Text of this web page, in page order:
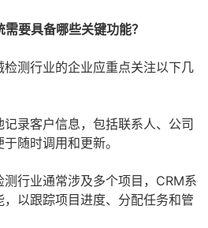
要具备哪些关键功能？
测行业的企业应重点关注以下几
记录客户信息，包括联系人、公司
随时调用和更新。
测行业通常涉及多个项目，CRM系
以跟踪项目进度、分配任务和管